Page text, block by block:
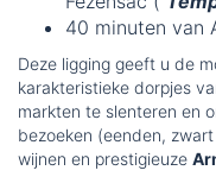
40 minuten van
Deze ligging geeft u de
karakteristieke dorpjes
markten te slenteren en
bezoeken (eenden,
wijnen en prestigieuze